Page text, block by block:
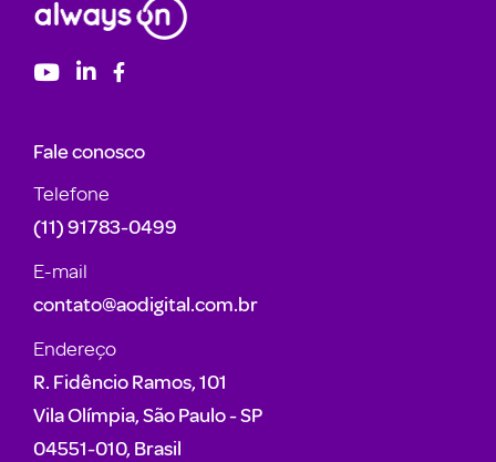
Fale conosco
Telefone
(11) 91783-0499
E-mail
contato@aodigital.com.br
Endereço
R. Fidêncio Ramos, 101
Vila Olímpia, São Paulo - SP
04551-010, Brasil